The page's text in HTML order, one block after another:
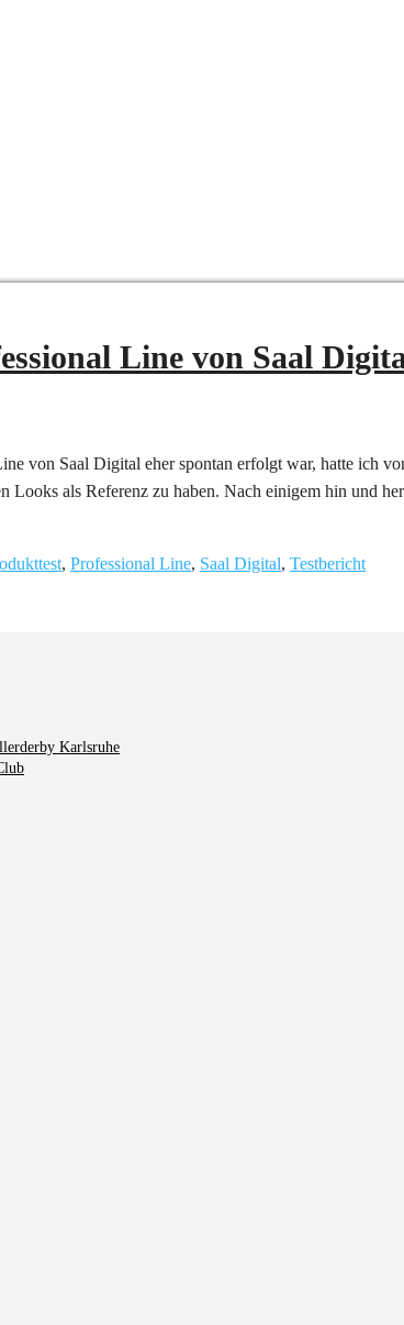
Line von Saal
von Saal Digital eher spontan erfolgt war, hatte ich
Looks als Referenz zu haben. Nach einigem hin und
, Professional Line, Saal Digital, Testbericht
Karlsruhe